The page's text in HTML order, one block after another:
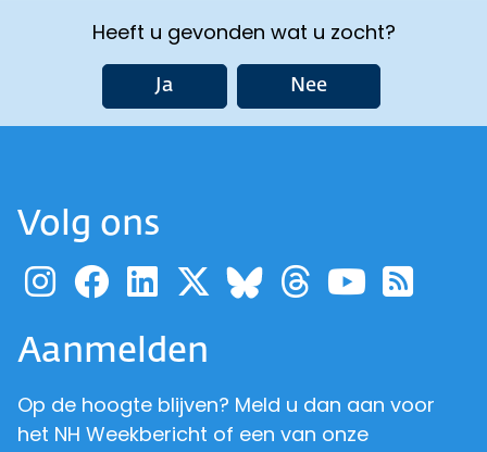
Heeft u gevonden wat u zocht?
Ja Nee
Volg ons
Ga naar de pagina van
Ga naar de pagina
Ga naar de
Ga naar de
Ga naar de
Ga naar
Ga
Aanmelden
Op de hoogte blijven? Meld u dan aan voor
het NH Weekbericht of een van onze